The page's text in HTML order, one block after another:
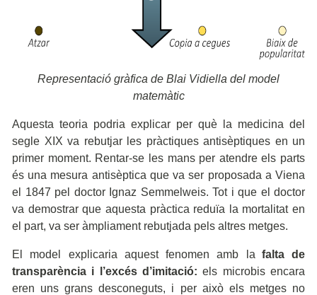
Representació gràfica de Blai Vidiella del model
matemàtic
Aquesta teoria podria explicar per què la medicina del
segle XIX va rebutjar les pràctiques antisèptiques en un
primer moment. Rentar-se les mans per atendre els parts
és una mesura antisèptica que va ser proposada a Viena
el 1847 pel doctor Ignaz Semmelweis. Tot i que el doctor
va demostrar que aquesta pràctica reduïa la mortalitat en
el part, va ser àmpliament rebutjada pels altres metges.
El model explicaria aquest fenomen amb la falta de
transparència i l’excés d’imitació:els microbis encara
eren uns grans desconeguts, i per això els metges no